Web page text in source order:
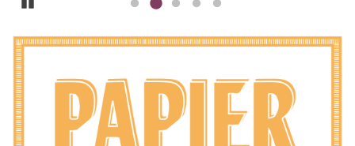
ILLUSTRATIE